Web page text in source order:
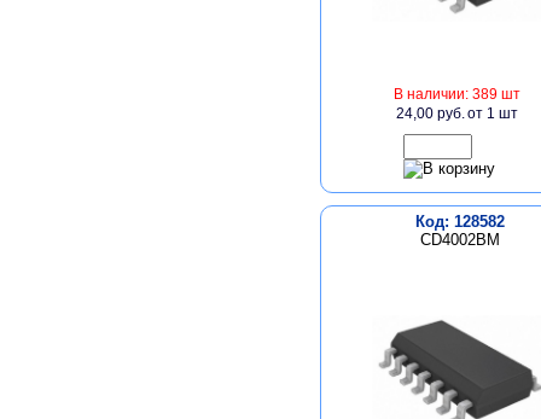
В наличии: 389 шт
24,00 руб.от 1 шт
Код: 128582
CD4002BM